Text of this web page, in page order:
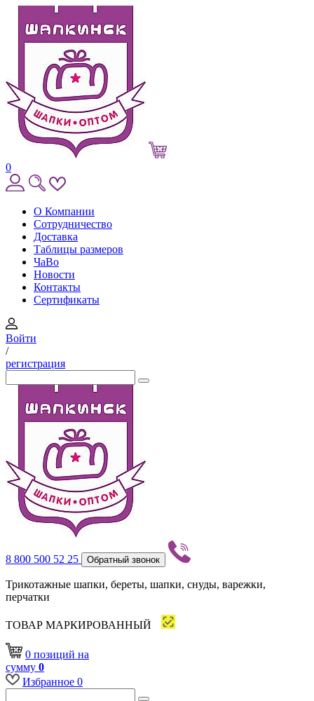
0
О Компании
Сотрудничество
Доставка
Таблицы размеров
ЧаВо
Новости
Контакты
Сертификаты
Войти
/
регистрация
8 800 500 52 25 Обратный звонок
Трикотажные шапки, береты, шапки, снуды, варежки,
перчатки
ТОВАР МАРКИРОВАННЫЙ
0 позиций на
сумму 0
Избранное 0